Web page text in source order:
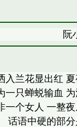
阮
兰花显出红
只蝉蜕输血
个女人 一整
话语中硬的部